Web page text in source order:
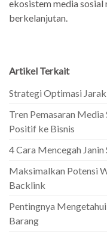
ekosistem media sosial
berkelanjutan.
Artikel Terkait
Strategi Optimasi
Tren Pemasaran
Positif ke Bisnis
4 Cara Mencegah Janin
Maksimalkan Potensi
Backlink
Pentingnya
Barang